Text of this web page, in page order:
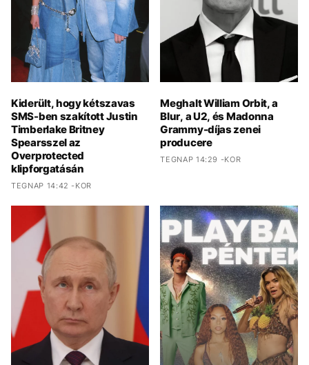
Kiderült, hogy kétszavas
SMS-ben szakított Justin
Timberlake Britney
Spearsszel az
Overprotected
klipforgatásán
TEGNAP 14:42 -KOR
Meghalt William Orbit, a
Blur, a U2, és Madonna
Grammy-díjas zenei
producere
TEGNAP 14:29 -KOR